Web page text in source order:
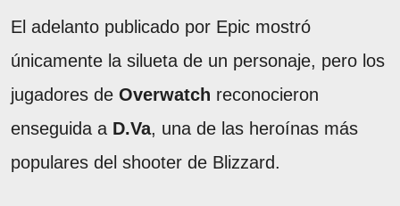
El adelanto publicado por Epic mostró
únicamente la silueta de un personaje, pero los
jugadores de Overwatch reconocieron
enseguida a D.Va, una de las heroínas más
populares del shooter de Blizzard.